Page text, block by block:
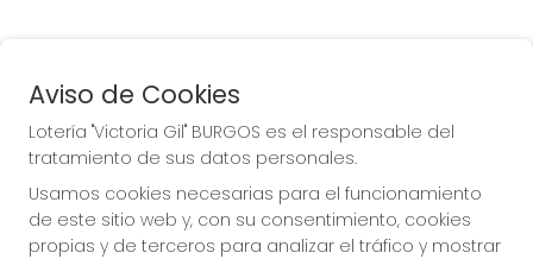
La de la Antigua de
Gamonal
Aviso de Cookies
Lotería "Victoria Gil" BURGOS es el responsable del
tratamiento de sus datos personales.
Usamos cookies necesarias para el funcionamiento
de este sitio web y, con su consentimiento, cookies
propias y de terceros para analizar el tráfico y mostrar